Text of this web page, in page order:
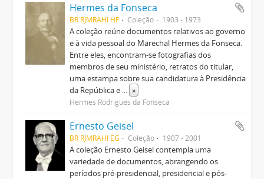
Hermes da Fonseca
BR RJMRAHI HF Coleção 1903 - 1973
A coleção reúne documentos relativos ao governo
e à vida pessoal do Marechal Hermes da Fonseca.
Entre eles, encontram-se fotografias dos
membros de seu ministério, retratos do titular,
uma estampa sobre sua candidatura à Presidência
da República e ... »
Hermes Rodrigues da Fonseca
Ernesto Geisel
BR RJMRAHI EG Coleção 1907 - 2001
A coleção Ernesto Geisel contempla uma
variedade de documentos, abrangendo os
períodos pré-presidencial, presidencial e pós-